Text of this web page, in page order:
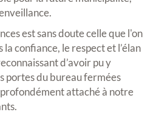
est sans doute celle que l'on
confiance, le respect et l’élan
d’avoir pu y
portes du bureau fermées
attaché à notre